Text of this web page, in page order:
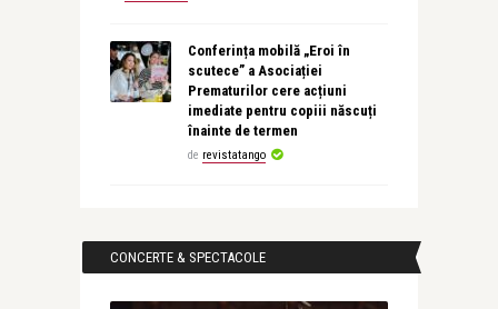
Conferința mobilă „Eroi în
scutece” a Asociației
Prematurilor cere acțiuni
imediate pentru copiii născuți
înainte de termen
de revistatango
CONCERTE & SPECTACOLE